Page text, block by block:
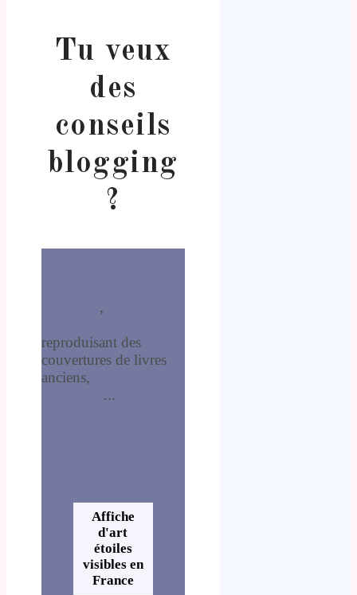
Tu veux
des
conseils
blogging
?
,
reproduisant des
couvertures de livres
anciens,
...
Affiche
d'art
étoiles
visibles en
France